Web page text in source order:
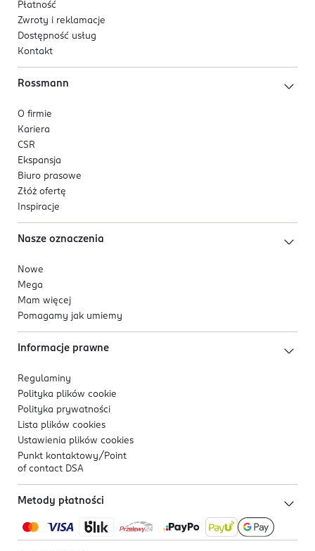
Płatność
Zwroty i reklamacje
Dostępność usług
Kontakt
Rossmann
O firmie
Kariera
CSR
Ekspansja
Biuro prasowe
Złóż ofertę
Inspiracje
Nasze oznaczenia
Nowe
Mega
Mam więcej
Pomagamy jak umiemy
Informacje prawne
Regulaminy
Polityka plików cookie
Polityka prywatności
Lista plików cookies
Ustawienia plików cookies
Punkt kontaktowy/ Point
of contact DSA
Metody płatności